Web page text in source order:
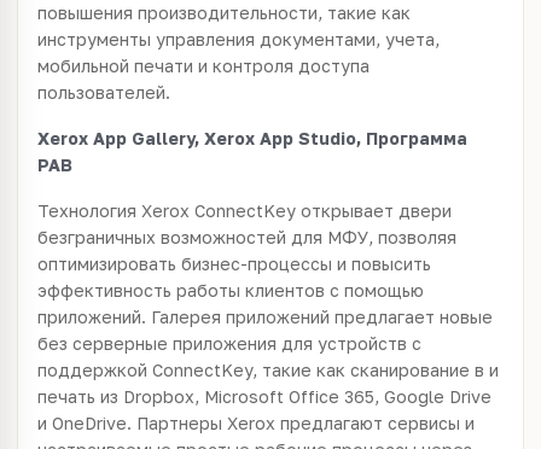
повышения производительности, такие как
инструменты управления документами, учета,
мобильной печати и контроля доступа
пользователей.
Xerox App Gallery, Xerox App Studio, Программа
PAB
Технология Xerox ConnectKey открывает двери
безграничных возможностей для МФУ, позволяя
оптимизировать бизнес-процессы и повысить
эффективность работы клиентов с помощью
приложений. Галерея приложений предлагает новые
без серверные приложения для устройств с
поддержкой ConnectKey, такие как сканирование в и
печать из Dropbox, Microsoft Office 365, Google Drive
и OneDrive. Партнеры Xerox предлагают сервисы и